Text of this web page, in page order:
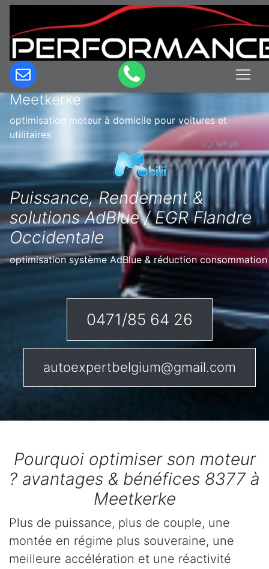
Optimisation & Reprogrammation
moteur à domicile en Belgique à
Meetkerke
optimisation moteur à domicile pour voitures et
utilitaires
Puissance, Rendement &
solutions AdBlue / EGR Flandre
Occidentale
optimisation système AdBlue & réduction consommation
0471/85 64 26
autoexpertbelgium@gmail.com
Pourquoi optimiser son moteur
? avantages & bénéfices 8377 à
Meetkerke
Plus de puissance, plus de couple, une
montée en régime plus souveraine, une
meilleure accélération et une réactivité